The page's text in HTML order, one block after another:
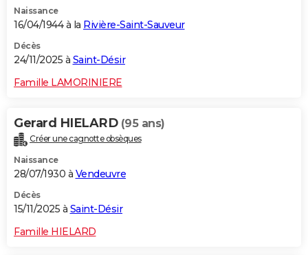
Naissance
16/04/1944 à la Rivière-Saint-Sauveur
Décès
24/11/2025 à Saint-Désir
Famille LAMORINIERE
Gerard HIELARD (95 ans)
Créer une cagnotte obsèques
Naissance
28/07/1930 à Vendeuvre
Décès
15/11/2025 à Saint-Désir
Famille HIELARD